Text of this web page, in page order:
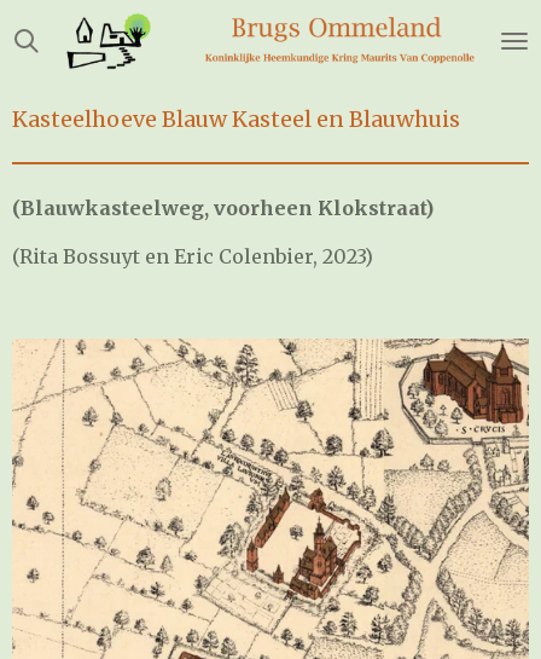
Ga
direct
de
Kasteelhoeve Blauw Kasteel en Blauwhuis
(Blauwkasteelweg, voorheen Klokstraat)
(Rita Bossuyt en Eric Colenbier, 2023)